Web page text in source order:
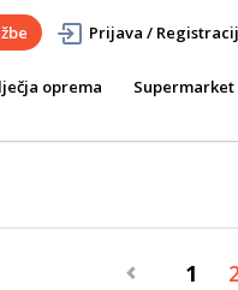
Prijava /
oprema
Supermarket
1